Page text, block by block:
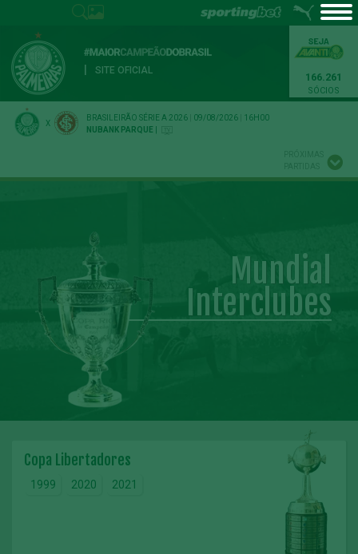
SITE OFICIAL
166.261
SÓCIOS
X
BRASILEIRÃO SÉRIE A 2026 09/08/2026
16H00
NUBANK PARQUE
Mundial
Interclubes
Copa Libertadores
1999 2020 2021